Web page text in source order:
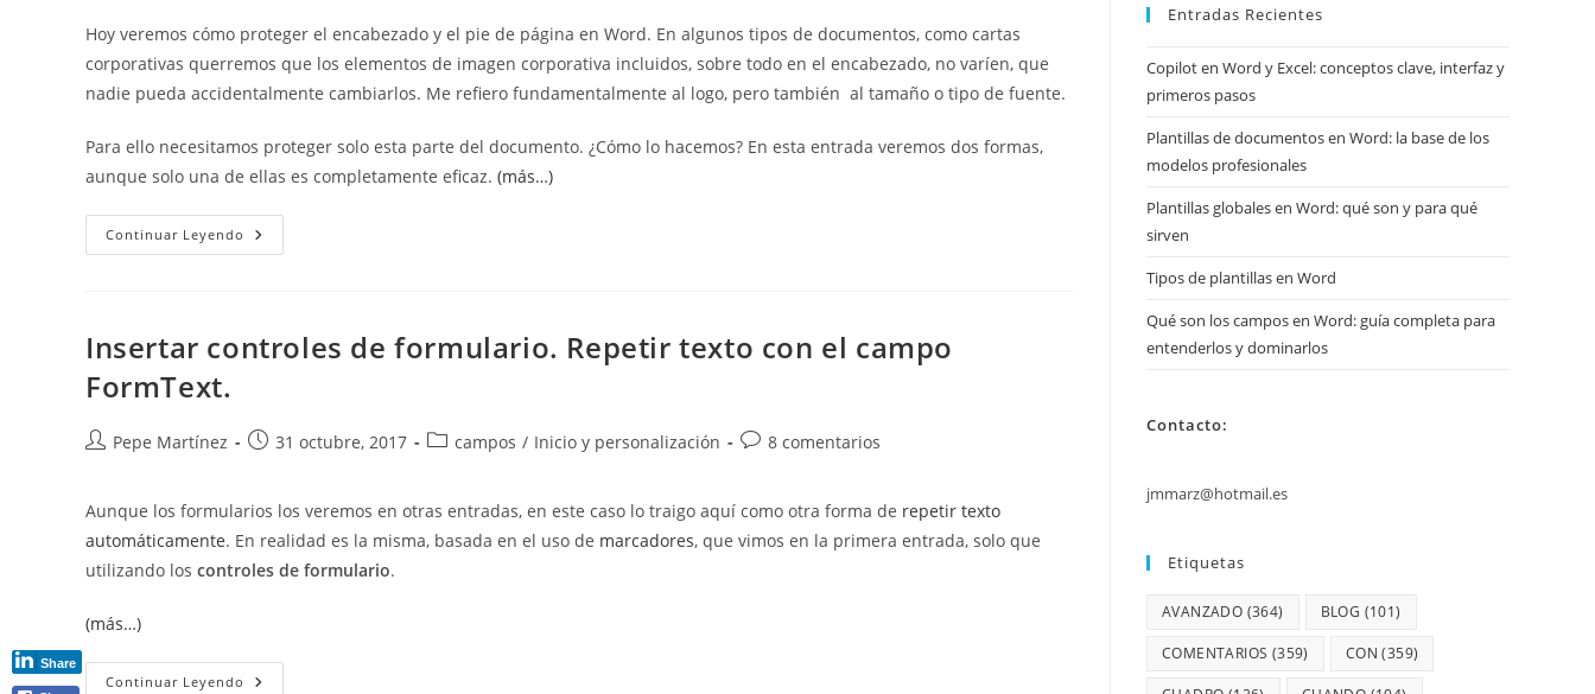
entrada:
entrada:
entrada:
entrada:
Hoy veremos cómo proteger el encabezado y el pie de página en Word. En algunos tipos de documentos, como cartas
corporativas querremos que los elementos de imagen corporativa incluidos, sobre todo en el encabezado, no varíen, que
nadie pueda accidentalmente cambiarlos. Me refiero fundamentalmente al logo, pero también al tamaño o tipo de fuente.
Para ello necesitamos proteger solo esta parte del documento. ¿Cómo lo hacemos? En esta entrada veremos dos formas,
aunque solo una de ellas es completamente eficaz. (más…)
Continuar Leyendo Proteger
El
De
Página
Insertar controles de formulario. Repetir texto con el campo
FormText.
Autor
entrada:
Pepe Martínez
Publicación
entrada:
31 octubre, 2017
Categoría
entrada:
campos / Inicio y personalización
Comentarios
entrada:
8 comentarios
Aunque los formularios los veremos en otras entradas, en este caso lo traigo aquí como otra forma de repetir texto
automáticamente. En realidad es la misma, basada en el uso de marcadores, que vimos en la primera entrada, solo que
utilizando los controles de formulario.
(más…)
Continuar Leyendo Insertar
Entradas Recientes
Copilot en Word y Excel: conceptos clave, interfaz y
primeros pasos
Plantillas de documentos en Word: la base de los
modelos profesionales
Plantillas globales en Word: qué son y para qué
sirven
Tipos de plantillas en Word
Qué son los campos en Word: guía completa para
entenderlos y dominarlos
Contacto:
jmmarz@hotmail.es
Etiquetas
AVANZADO (364) BLOG (101)
COMENTARIOS (359) CON (359)
Share